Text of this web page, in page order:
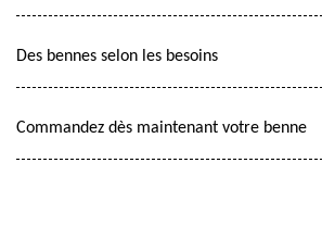
Des bennes selon les besoins
Commandez dès maintenant votre benne